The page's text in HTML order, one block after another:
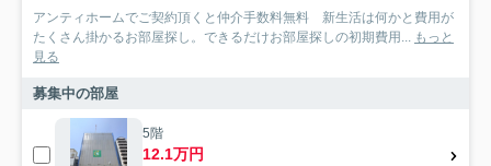
アンティホームでご契約頂くと仲介手数料無料 新生活は何かと費用が
たくさん掛かるお部屋探し。できるだけお部屋探しの初期費用...
もっと
見る
募集中の部屋
5階
12.1万円